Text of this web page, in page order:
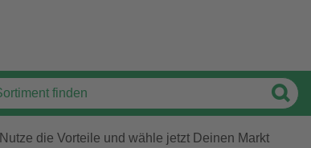
Nutze die Vorteile und wähle jetzt Deinen Markt